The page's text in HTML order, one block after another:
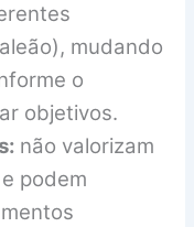
mudando
o
objetivos.
não valorizam
podem